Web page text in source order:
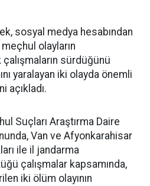
sosyal medya hesabından
meçhul olayların
çalışmaların sürdüğünü
yaralayan iki olayda önemli
açıkladı.
Suçları Araştırma Daire
Van ve Afyonkarahisar
ile il jandarma
çalışmalar kapsamında,
iki ölüm olayının